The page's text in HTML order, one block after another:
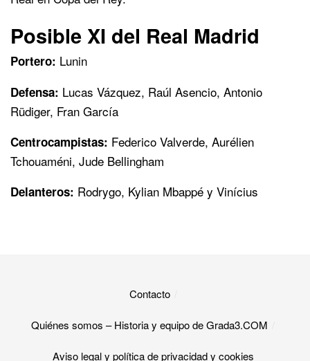
Posible XI del Real Madrid
Portero: Lunin
Defensa: Lucas Vázquez, Raúl Asencio, Antonio
Rüdiger, Fran García
Centrocampistas: Federico Valverde, Aurélien
Tchouaméni, Jude Bellingham
Delanteros: Rodrygo, Kylian Mbappé y Vinícius
Contacto
Quiénes somos – Historia y equipo de Grada3.COM
Aviso legal y política de privacidad y cookies​